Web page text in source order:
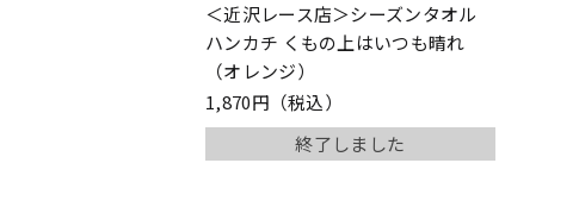
＜近沢レース店＞シーズンタオル
ハンカチ くもの上はいつも晴れ
（オレンジ）
1,870円（税込）
終了しました